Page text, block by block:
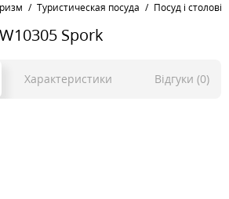
Туристическая посуда Посуд і столові
Spork
Характеристики Відгуки (0)